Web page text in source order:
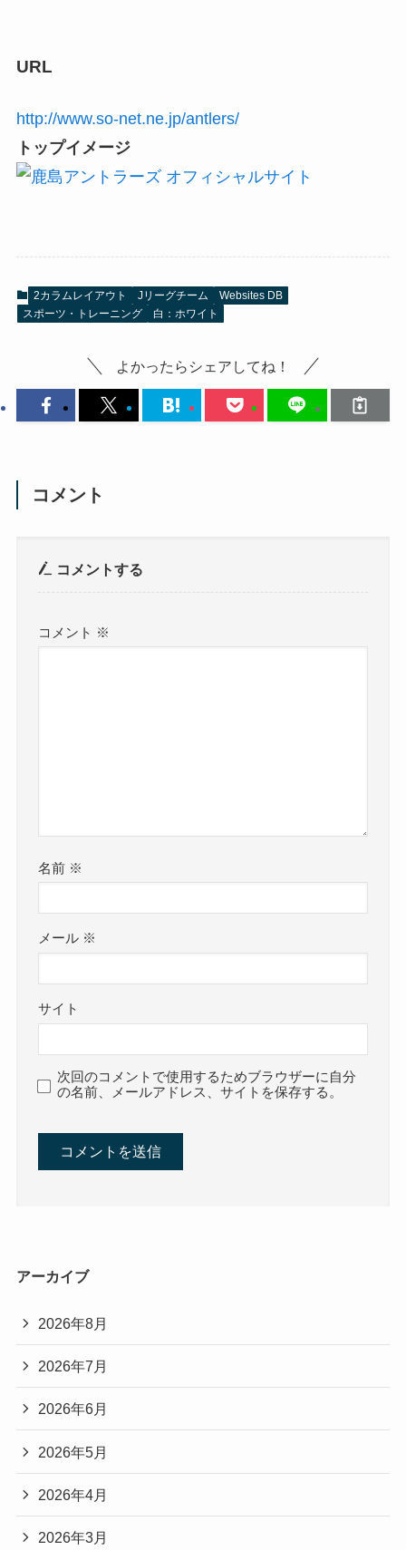
URL
http://www.so-net.ne.jp/antlers/
トップイメージ
2カラムレイアウト Jリーグチーム
Websites DB
スポーツ・トレーニング
白：ホワイト
よかったらシェアしてね！
コメント
コメントする
コメント ※
名前 ※
メール ※
サイト
次回のコメントで使用するためブラウザーに自分
の名前、メールアドレス、サイトを保存する。
アーカイブ
2026年8月
2026年7月
2026年6月
2026年5月
2026年4月
2026年3月